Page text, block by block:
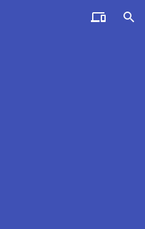
 